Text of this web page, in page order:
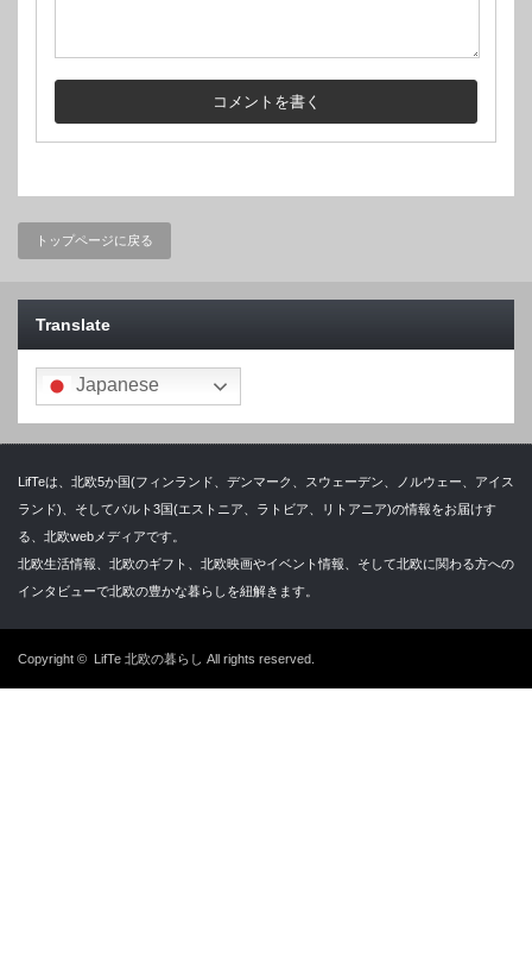
トップページに戻る
Translate
Japanese
LifTeは、北欧5か国(フィンランド、デンマーク、スウェーデン、ノルウェー、アイス
ランド)、そしてバルト3国(エストニア、ラトビア、リトアニア)の情報をお届けす
る、北欧webメディアです。
北欧生活情報、北欧のギフト、北欧映画やイベント情報、そして北欧に関わる方への
インタビューで北欧の豊かな暮らしを紐解きます。
Copyright © LifTe 北欧の暮らし All rights reserved.